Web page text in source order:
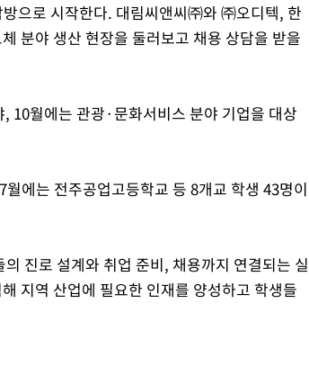
으로 시작한다. 대림씨앤씨㈜와 ㈜오디텍, 한
분야 생산 현장을 둘러보고 채용 상담을 받을
10월에는 관광·문화서비스 분야 기업을 대상
에는 전주공업고등학교 등 8개교 학생 43명이
진로 설계와 취업 준비, 채용까지 연결되는 실
지역 산업에 필요한 인재를 양성하고 학생들